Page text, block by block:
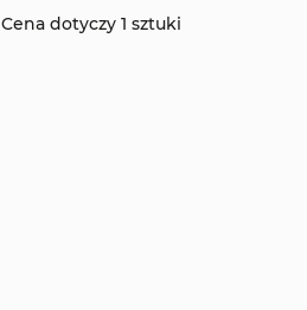
Cena dotyczy 1 sztuki